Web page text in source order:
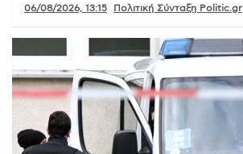
06/08/2026, 13:15 Πολιτική Σύνταξη Politic.gr